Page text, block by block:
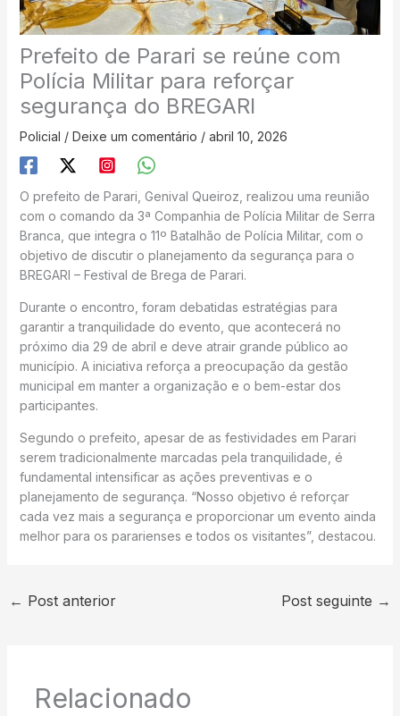
Prefeito de Parari se reúne com
Polícia Militar para reforçar
segurança do BREGARI
Policial / Deixe um comentário / abril 10, 2026
O prefeito de Parari, Genival Queiroz, realizou uma reunião
com o comando da 3ª Companhia de Polícia Militar de Serra
Branca, que integra o 11º Batalhão de Polícia Militar, com o
objetivo de discutir o planejamento da segurança para o
BREGARI – Festival de Brega de Parari.
Durante o encontro, foram debatidas estratégias para
garantir a tranquilidade do evento, que acontecerá no
próximo dia 29 de abril e deve atrair grande público ao
município. A iniciativa reforça a preocupação da gestão
municipal em manter a organização e o bem-estar dos
participantes.
Segundo o prefeito, apesar de as festividades em Parari
serem tradicionalmente marcadas pela tranquilidade, é
fundamental intensificar as ações preventivas e o
planejamento de segurança. “Nosso objetivo é reforçar
cada vez mais a segurança e proporcionar um evento ainda
melhor para os pararienses e todos os visitantes”, destacou.
← Post anterior Post seguinte →
Relacionado